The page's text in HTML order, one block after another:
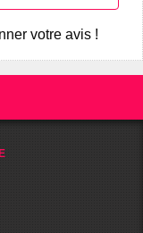
votre avis !